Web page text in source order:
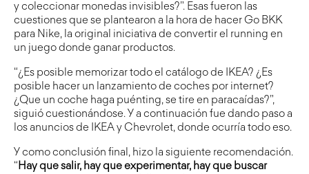
y coleccionar monedas invisibles?”. Esas fueron las
cuestiones que se plantearon a la hora de hacer Go BKK
para Nike, la original iniciativa de convertir el running en
un juego donde ganar productos.
“¿Es posible memorizar todo el catálogo de IKEA? ¿Es
posible hacer un lanzamiento de coches por internet?
¿Que un coche haga puénting, se tire en paracaídas?”,
siguió cuestionándose. Y a continuación fue dando paso a
los anuncios de IKEA y Chevrolet, donde ocurría todo eso.
Y como conclusión final, hizo la siguiente recomendación.
“ Hay que salir, hay que experimentar, hay que buscar